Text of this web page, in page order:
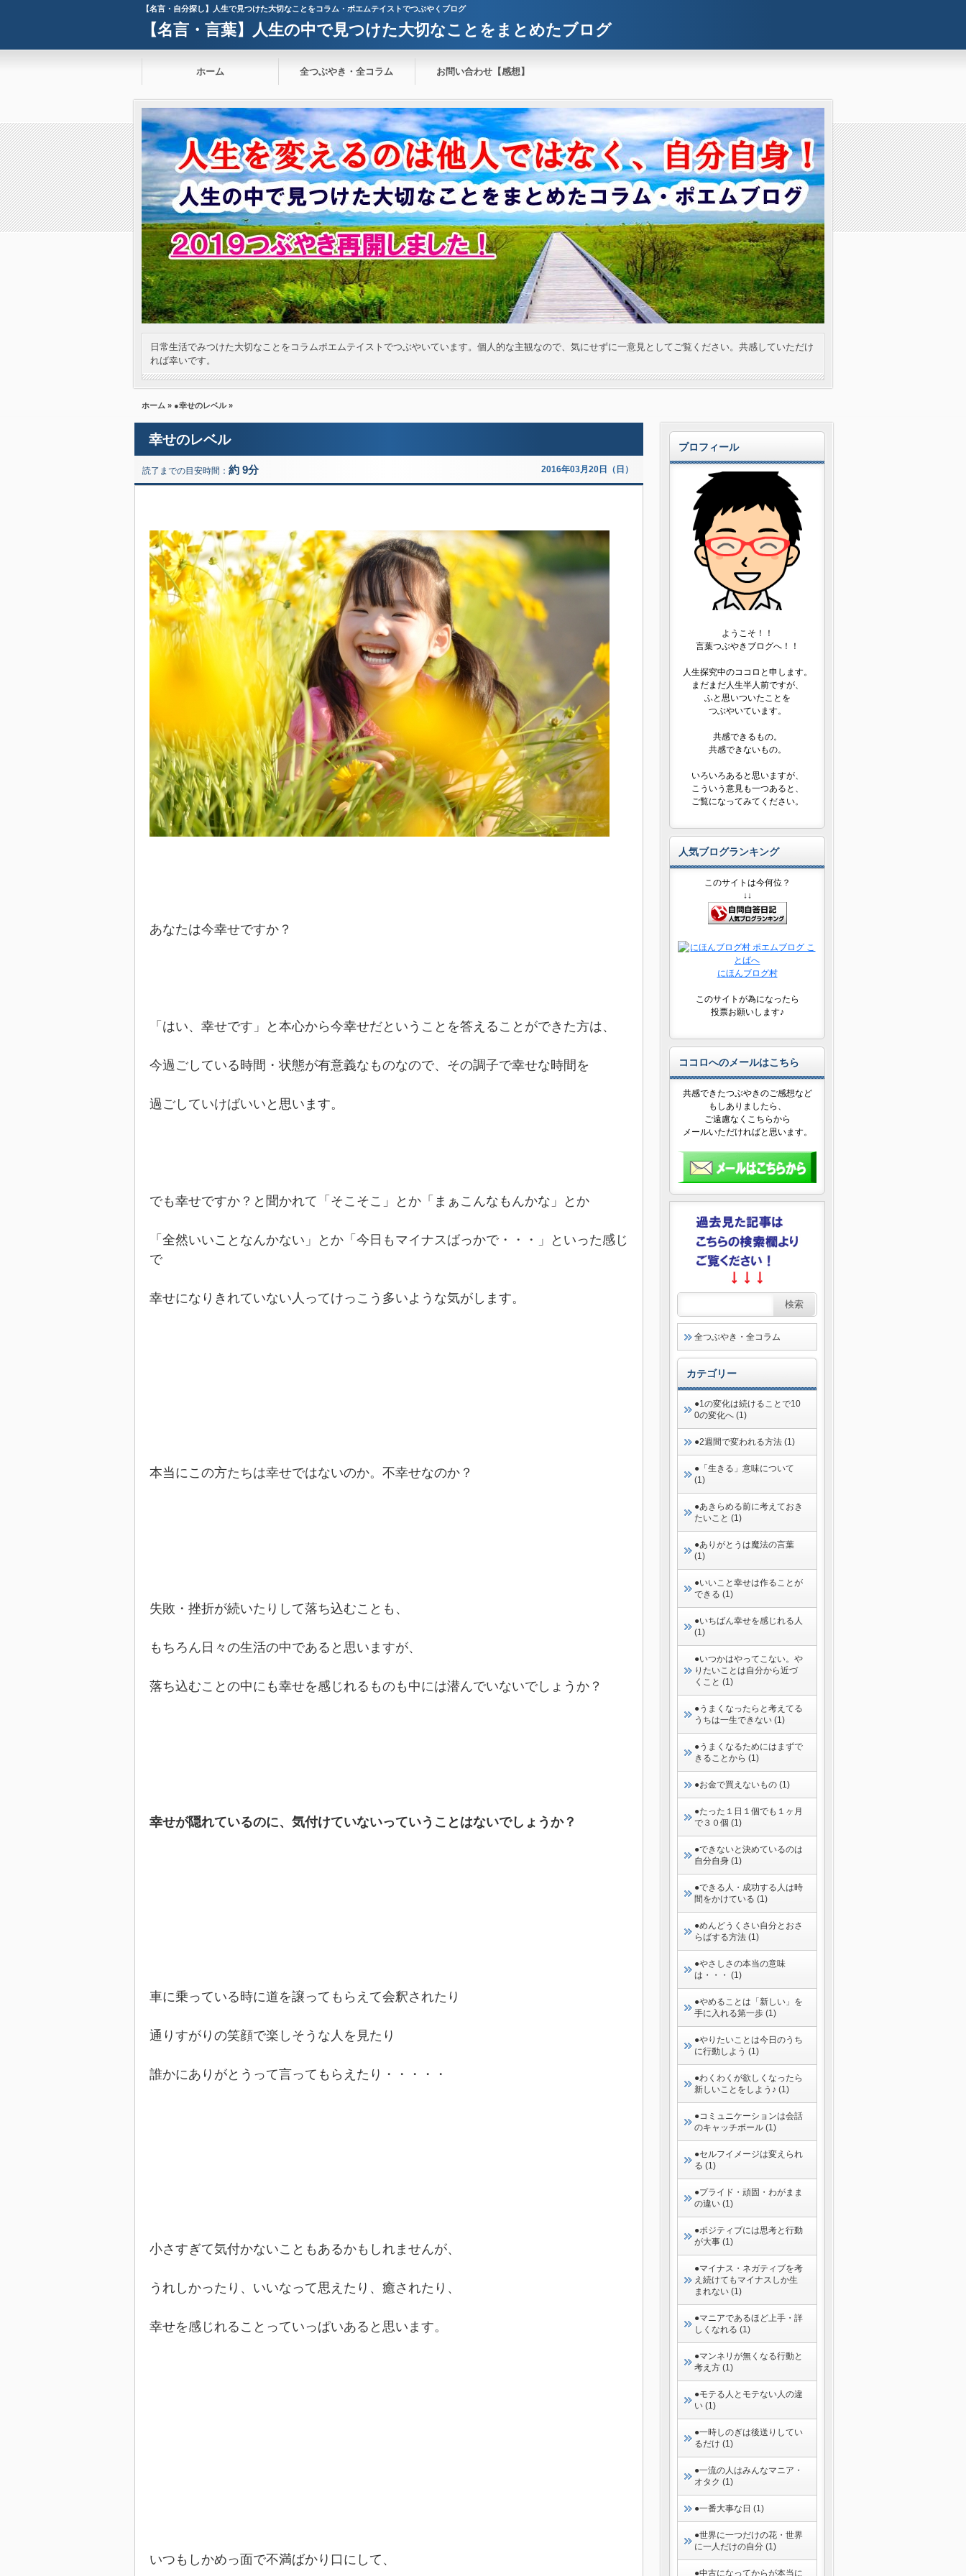
【名言・自分探し】人生で見つけた大切なことをコラム・ポエムテイストでつぶやくブログ
【名言・言葉】人生の中で見つけた大切なことをまとめたブログ
ホーム 全つぶやき・全コラム お問い合わせ【感想】
日常生活でみつけた大切なことをコラムポエムテイストでつぶやいています。個人的な主観なので、気にせずに一意見としてご覧ください。共感していただけ
れば幸いです。
ホーム » ●幸せのレベル»
幸せのレベル
読了までの目安時間： 約 9分 2016年03月20日（日）
あなたは今幸せですか？
「はい、幸せです」と本心から今幸せだということを答えることができた方は、
今過ごしている時間・状態が有意義なものなので、その調子で幸せな時間を
過ごしていけばいいと思います。
でも幸せですか？と聞かれて「そこそこ」とか「まぁこんなもんかな」とか
「全然いいことなんかない」とか「今日もマイナスばっかで・・・」といった感じ
で
幸せになりきれていない人ってけっこう多いような気がします。
本当にこの方たちは幸せではないのか。不幸せなのか？
失敗・挫折が続いたりして落ち込むことも、
もちろん日々の生活の中であると思いますが、
落ち込むことの中にも幸せを感じれるものも中には潜んでいないでしょうか？
幸せが隠れているのに、気付けていないっていうことはないでしょうか？
車に乗っている時に道を譲ってもらえて会釈されたり
通りすがりの笑顔で楽しそうな人を見たり
誰かにありがとうって言ってもらえたり・・・・・
小さすぎて気付かないこともあるかもしれませんが、
うれしかったり、いいなって思えたり、癒されたり、
幸せを感じれることっていっぱいあると思います。
いつもしかめっ面で不満ばかり口にして、
プロフィール
ようこそ！！
言葉つぶやきブログへ！！
人生探究中のココロと申します。
まだまだ人生半人前ですが、
ふと思いついたことを
つぶやいています。
共感できるもの。
共感できないもの。
いろいろあると思いますが、
こういう意見も一つあると、
ご覧になってみてください。
人気ブログランキング
このサイトは今何位？
↓↓
にほんブログ村
このサイトが為になったら
投票お願いします♪
ココロへのメールはこちら
共感できたつぶやきのご感想など
もしありましたら、
ご遠慮なくこちらから
メールいただければと思います。
全つぶやき・全コラム
カテゴリー
●1の変化は続けることで10
0の変化へ (1)
●2週間で変われる方法 (1)
●「生きる」意味について
(1)
●あきらめる前に考えておき
たいこと (1)
●ありがとうは魔法の言葉
(1)
●いいこと幸せは作ることが
できる (1)
●いちばん幸せを感じれる人
(1)
●いつかはやってこない。や
りたいことは自分から近づ
くこと (1)
●うまくなったらと考えてる
うちは一生できない (1)
●うまくなるためにはまずで
きることから (1)
●お金で買えないもの (1)
●たった１日１個でも１ヶ月
で３０個 (1)
●できないと決めているのは
自分自身 (1)
●できる人・成功する人は時
間をかけている (1)
●めんどうくさい自分とおさ
らばする方法 (1)
●やさしさの本当の意味
は・・・ (1)
●やめることは「新しい」を
手に入れる第一歩 (1)
●やりたいことは今日のうち
に行動しよう (1)
●わくわくが欲しくなったら
新しいことをしよう♪ (1)
●コミュニケーションは会話
のキャッチボール (1)
●セルフイメージは変えられ
る (1)
●プライド・頑固・わがまま
の違い (1)
●ポジティブには思考と行動
が大事 (1)
●マイナス・ネガティブを考
え続けてもマイナスしか生
まれない (1)
●マニアであるほど上手・詳
しくなれる (1)
●マンネリが無くなる行動と
考え方 (1)
●モテる人とモテない人の違
い (1)
●一時しのぎは後送りしてい
るだけ (1)
●一流の人はみんなマニア・
オタク (1)
●一番大事な日 (1)
●世界に一つだけの花・世界
に一人だけの自分 (1)
●中古になってからが本当に